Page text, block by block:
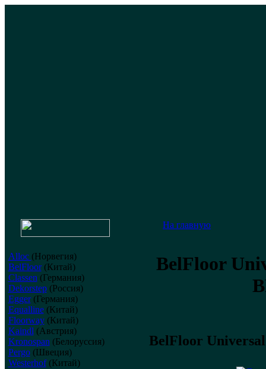
Alloc (Норвегия)
BelFloor(Китай)
Classen(Германия)
Dekorstep(Россия)
Egger(Германия)
Equalline(Китай)
Floorway(Китай)
Kaindl(Австрия)
Kronospan(Белоруссия)
Pergo(Швеция)
Westerhof(Китай)
На главную
BelFloor
BelFloor